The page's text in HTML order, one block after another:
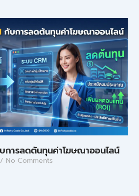
การลดต้นทุนค่าโฆษณาออนไลน์
No Comments